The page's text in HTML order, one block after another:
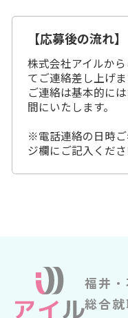
【応募後の流れ】
株式会社アイルか
てご連絡差し上げま
ご連絡は基本的に
間にいたします。
※電話連絡の日時
ジ欄にご記入くださ
福井
総合